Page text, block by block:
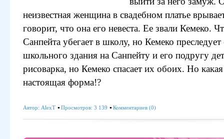
неизвестная женщина в свадебном платье
говорит, что она его невеста. Ее звали Кемеко.
Санпейта убегает в школу, но Кемеко
школьного здания на Санпейту и его подругу
рисоварка, но Кемеко спасает их обоих. Но
настоящая форма!?
Автор: AlexT Просмотров: 3 139 Комментариев (0)